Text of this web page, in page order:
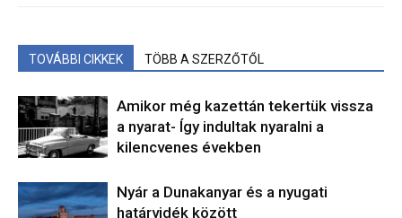
TOVÁBBI CIKKEK TÖBB A SZERZŐTŐL
Amikor még kazettán tekertük vissza
a nyarat- Így indultak nyaralni a
kilencvenes években
Nyár a Dunakanyar és a nyugati
határvidék között